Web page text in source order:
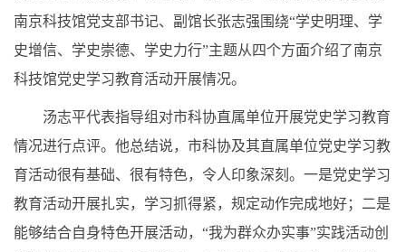
南京科技馆党支部书记、副馆长张志强围绕“学史明理、学
史增信、学史崇德、学史力行”主题从四个方面介绍了南京
科技馆党史学习教育活动开展情况。
汤志平代表指导组对市科协直属单位开展党史学习教育
情况进行点评。他总结说，市科协及其直属单位党史学习教
育活动很有基础、很有特色，令人印象深刻。一是党史学习
教育活动开展扎实，学习抓得紧，规定动作完成地好；二是
能够结合自身特色开展活动，“我为群众办实事”实践活动创